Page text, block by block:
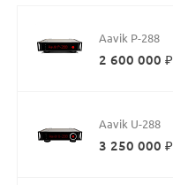
Aavik P-288
2 600 000 ₽
Aavik U-288
3 250 000 ₽